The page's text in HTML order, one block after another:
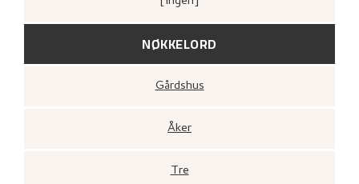
NØKKELORD
Gårdshus
Åker
Tre